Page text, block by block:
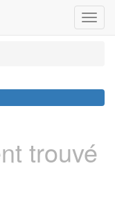
la
trouvé